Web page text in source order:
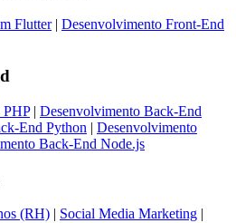
Flutter| Desenvolvimento Front-End
PHP| Desenvolvimento Back-End
End Python | Desenvolvimento
Back-End Node.js
(RH) | Social Media Marketing |